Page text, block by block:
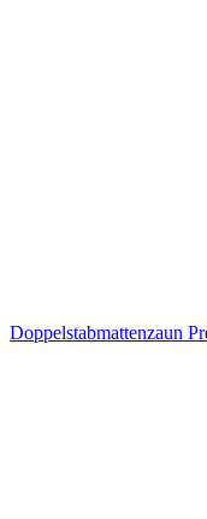
Doppelstabmattenzaun